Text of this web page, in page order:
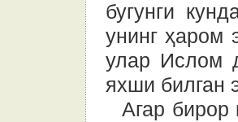
бугунги
унинг ҳаром
улар Ислом
яхши билган
Агар бирор